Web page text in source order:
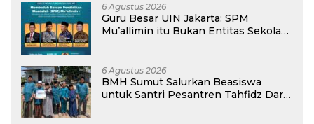
6 Agustus 2026
Guru Besar UIN Jakarta: SPM
Mu’allimin itu Bukan Entitas Sekolah
6 Agustus 2026
BMH Sumut Salurkan Beasiswa
untuk Santri Pesantren Tahfidz Darul